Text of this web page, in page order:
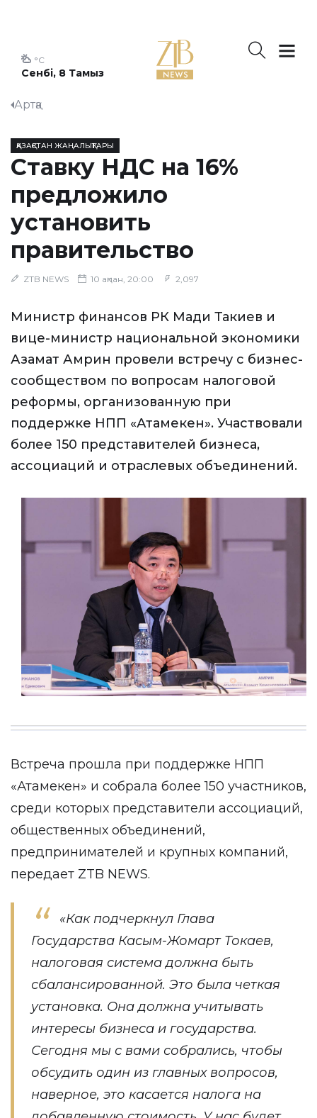
Сенбі, 8 Тамыз
°C
Артқа
ҚАЗАҚСТАН ЖАҢАЛЫҚТАРЫ
Ставку НДС на 16%
предложило
установить
правительство
ZTB NEWS 10 ақпан, 20:00 2,097
Министр финансов РК Мади Такиев и
вице-министр национальной экономики
Азамат Амрин провели встречу с бизнес-
сообществом по вопросам налоговой
реформы, организованную при
поддержке НПП «Атамекен». Участвовали
более 150 представителей бизнеса,
ассоциаций и отраслевых объединений.
Встреча прошла при поддержке НПП
«Атамекен» и собрала более 150 участников,
среди которых представители ассоциаций,
общественных объединений,
предпринимателей и крупных компаний,
передает ZTB NEWS.
«Как подчеркнул Глава
Государства Касым-Жомарт Токаев,
налоговая система должна быть
сбалансированной. Это была четкая
установка. Она должна учитывать
интересы бизнеса и государства.
Сегодня мы с вами собрались, чтобы
обсудить один из главных вопросов,
наверное, это касается налога на